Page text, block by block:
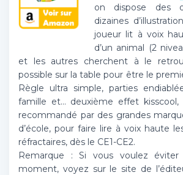
on dispose des
dizaines
joueur lit à voix
d’un animal (2
et les autres cherchent à le
possible sur la table pour être le
Règle ultra simple, parties
famille et… deuxième effet
recommandé par des grandes
d’école, pour faire lire à voix haute
réfractaires, dès le CE1-CE2.
Remarque : Si vous voulez
moment, voyez sur le site de